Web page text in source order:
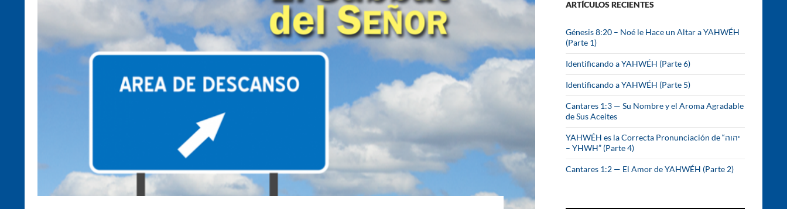
r
ARTÍCULOS RECIENTES
Génesis 8:20 – Noé le Hace un Altar a YAHWÉH
(Parte 1)
Identificando a YAHWÉH (Parte 6)
Identificando a YAHWÉH (Parte 5)
Cantares 1:3 — Su Nombre y el Aroma Agradable
de Sus Aceites
YAHWÉH es la Correcta Pronunciación de “יהוה
– YHWH” (Parte 4)
Cantares 1:2 — El Amor de YAHWÉH (Parte 2)